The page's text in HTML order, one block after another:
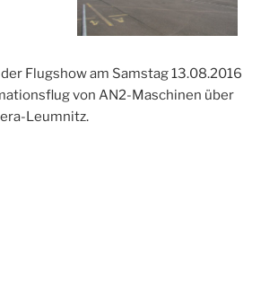
Flugshow am Samstag 13.08.2016
von AN2-Maschinen über
Leumnitz.